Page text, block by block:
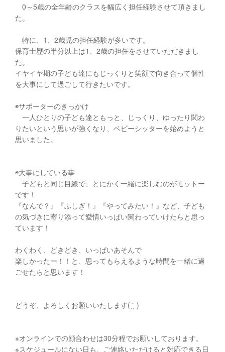
0～5歳の全年齢のクラスを幅広く担任経験させて頂きまし
た。
特に、1、2歳児の担任経験が多いです。
保育士歴の半分以上は1、2歳の担任をさせていただきまし
た。
イヤイヤ期の子ども達にもじっくりと笑顔で向き合って個性
を大事にして過ごして行きたいです。
◉サポーターのきっかけ
一人ひとりの子ども達ともっと、じっくり、ゆったり関わ
りたいという思いが強くなり、ベビーシッターを始めようと
思いました。
◉大事にしている事
子どもと同じ目線で、とにかく一緒に楽しむのがモットー
です！
『なんで？』『ふしぎ！』『やってみたい！』など、子ども
の気づきに寄り添って愛情いっぱい関わっていけたらと思っ
ています！
わくわく、どきどき、いっぱいあそんで
楽しかったー！！と、思ってもらえるような時間を一緒に過
ごせたらと思います！
どうぞ、よろしくお願いいたします( ¨̮ )
※オンラインでの顔合わせは30分程でお願いしております。
※スケジュールにない日も、ご連絡いただけると対応できる日